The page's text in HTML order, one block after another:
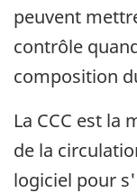
peuvent
contrôle
composition
La CCC est la
de la
logiciel pour